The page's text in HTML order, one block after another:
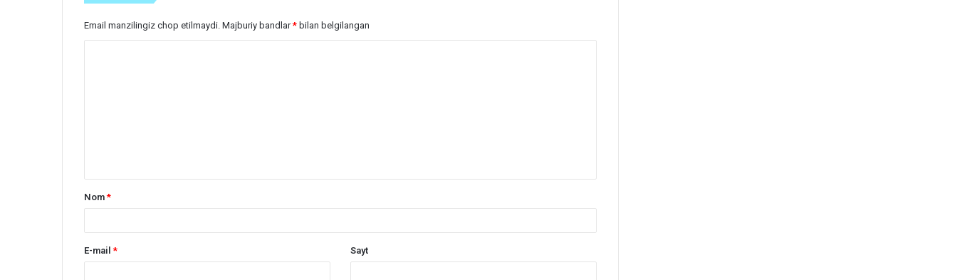
Email manzilingiz chop etilmaydi. Majburiy bandlar* bilan belgilangan
Nom*
E-mail* Sayt